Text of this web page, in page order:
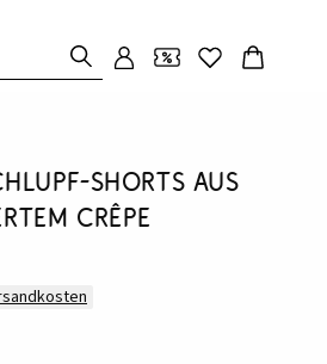
Shorts aus
Crêpe